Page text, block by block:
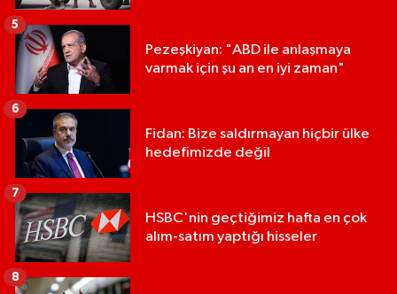
Pezeşkiyan: "ABD ile anlaşmaya
varmak için şu an en iyi zaman"
5
Fidan: Bize saldırmayan hiçbir ülke
hedefimizde değil
6
HSBC'nin geçtiğimiz hafta en çok
alım-satım yaptığı hisseler
7
8